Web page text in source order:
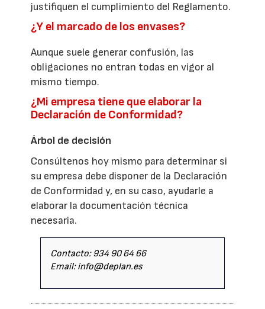
justifiquen el cumplimiento del Reglamento.
¿Y el marcado de los envases?
Aunque suele generar confusión, las
obligaciones no entran todas en vigor al
mismo tiempo.
¿Mi empresa tiene que elaborar la
Declaración de Conformidad?
Árbol de decisión
Consúltenos hoy mismo para determinar si
su empresa debe disponer de la Declaración
de Conformidad y, en su caso, ayudarle a
elaborar la documentación técnica
necesaria.
Contacto: 934 90 64 66
Email: info@deplan.es